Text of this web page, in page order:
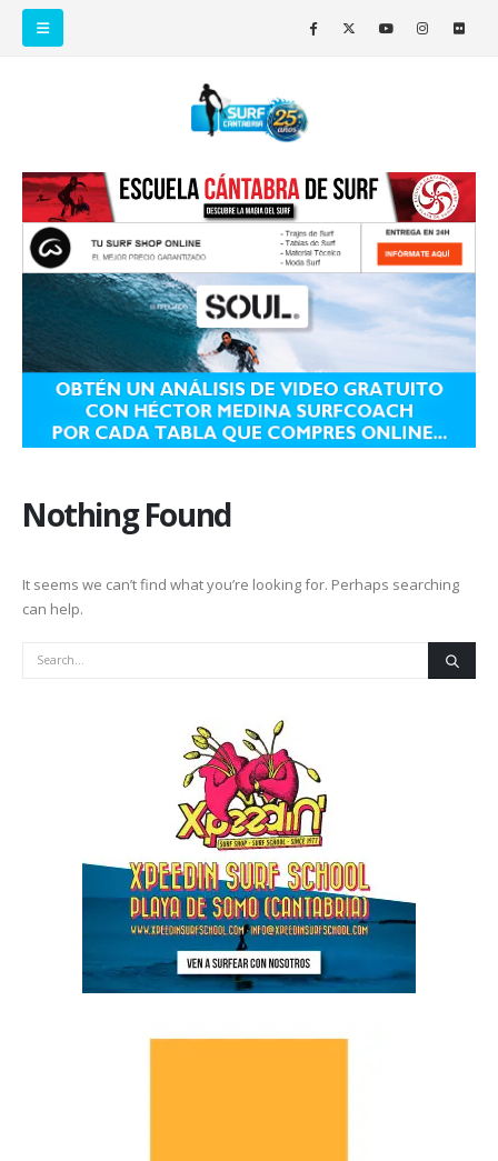
Nothing Found
It seems we can’t find what you’re looking for. Perhaps searching
can help.